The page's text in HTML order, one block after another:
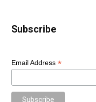
Subscribe
Email Address *